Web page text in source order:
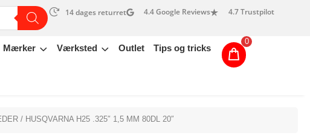
14 dages returret 4.4 Google Reviews 4.7 Trustpilot
Mærker Værksted Outlet Tips og tricks
0
/ HUSQVARNA H25 .325″ 1,5 MM 80DL 20″